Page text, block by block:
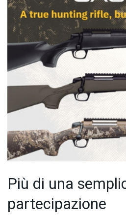
Più di una
partecipazione